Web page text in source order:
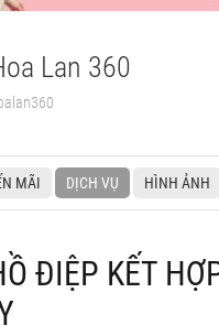
Lan 360
MÃI DỊCH VỤ HÌNH ẢNH
ĐIỆP KẾT